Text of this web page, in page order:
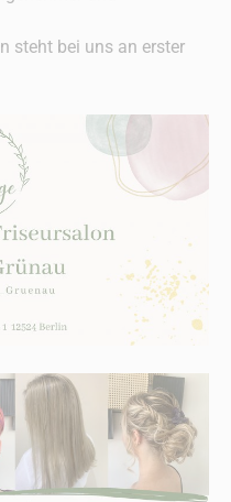
steht bei uns an erster